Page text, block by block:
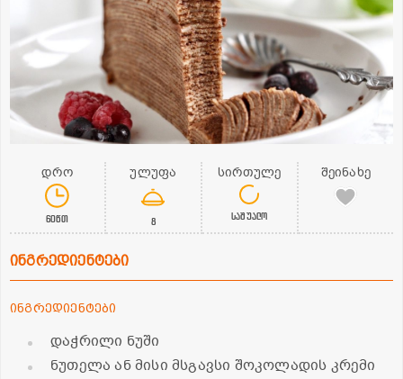
დრო
60წთ
ულუფა
8
სირთულე
საშუალო
შეინახე
ინგრედიენტები
ინგრედიენტები
დაჭრილი ნუში
ნუთელა ან მისი მსგავსი შოკოლადის კრემი